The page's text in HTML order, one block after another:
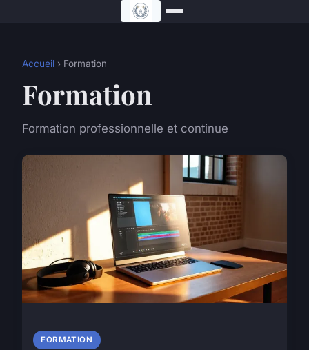
Accueil › Formation
Formation
Formation professionnelle et continue
FORMATION